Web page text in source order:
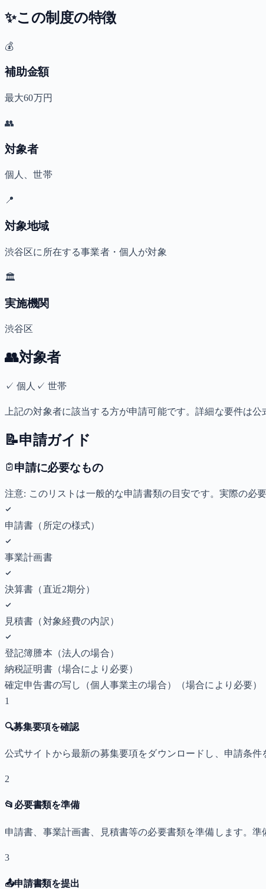
✨この制度の特徴
💰
補助金額
最大60万円
👥
対象者
個人、世帯
📍
対象地域
渋谷区に所在する事業者・個人が対象
🏛️
実施機関
渋谷区
👥対象者
✓個人 ✓ 世帯
上記の対象者に該当する方が申請可能です。詳細な要件は
📝申請ガイド
申請に必要なもの
注意: このリストは一般的な申請書類の目安です。実際の必
申請書（所定の様式）
事業計画書
決算書（直近2期分）
見積書（対象経費の内訳）
登記簿謄本（法人の場合）
納税証明書（場合により必要）
確定申告書の写し（個人事業主の場合）
（場合により必要）
1
🔍募集要項を確認
公式サイトから最新の募集要項をダウンロードし、申請条件
2
📂 必要書類を準備
申請書、事業計画書、見積書等の必要書類を準備します。準
3
📤申請書類を提出